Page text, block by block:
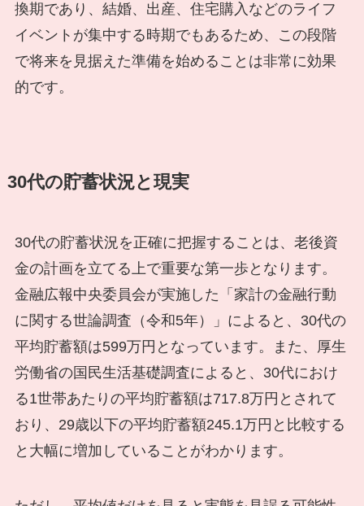
換期であり、結婚、出産、住宅購入などのライフ
イベントが集中する時期でもあるため、この段階
で将来を見据えた準備を始めることは非常に効果
的です。
30代の貯蓄状況と現実
30代の貯蓄状況を正確に把握することは、老後資
金の計画を立てる上で重要な第一歩となります。
金融広報中央委員会が実施した「家計の金融行動
に関する世論調査（令和5年）」によると、30代の
平均貯蓄額は599万円となっています。また、厚生
労働省の国民生活基礎調査によると、30代におけ
る1世帯あたりの平均貯蓄額は717.8万円とされて
おり、29歳以下の平均貯蓄額245.1万円と比較する
と大幅に増加していることがわかります。